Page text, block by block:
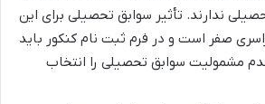
ندارند. تأثیر سوابق تحصیلی برای این
صفر است و در فرم ثبت نام کنکور باید
مشمولیت سوابق تحصیلی را انتخاب